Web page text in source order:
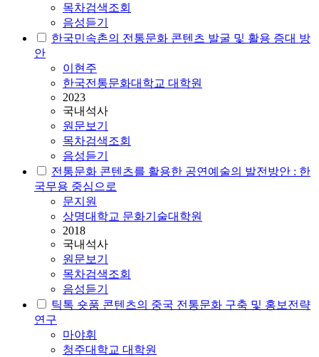
목차검색조회
음성듣기
한국민속촌의 전통문화 콘텐츠 발굴 및 활용 증대 방
안
이현주
한국전통문화대학교 대학원
2023
국내석사
원문보기
목차검색조회
음성듣기
전통문화 콘텐츠를 활용한 공연예술의 발전방안 : 한
국무용 중심으로
문지원
상명대학교 문화기술대학원
2018
국내석사
원문보기
목차검색조회
음성듣기
틱톡 숏품 콘텐츠의 중국 전통문화 구축 및 홍보전략
연구
마야휘
청주대학교 대학원